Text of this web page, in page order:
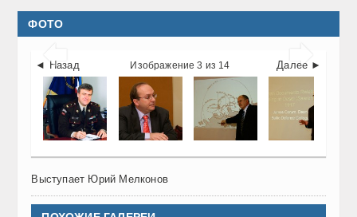
ФОТО
 
◄ Назад Далее ►
Изображение 3 из 14
Выступает Юрий Мелконов